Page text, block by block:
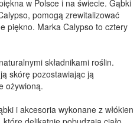
w Polsce i na świecie. Gąbki
pomogą zrewitalizować
piękno. Marka Calypso to cztery
składnikami roślin.
skórę pozostawiając ją
ożywioną.
i akcesoria wykonane z włókien